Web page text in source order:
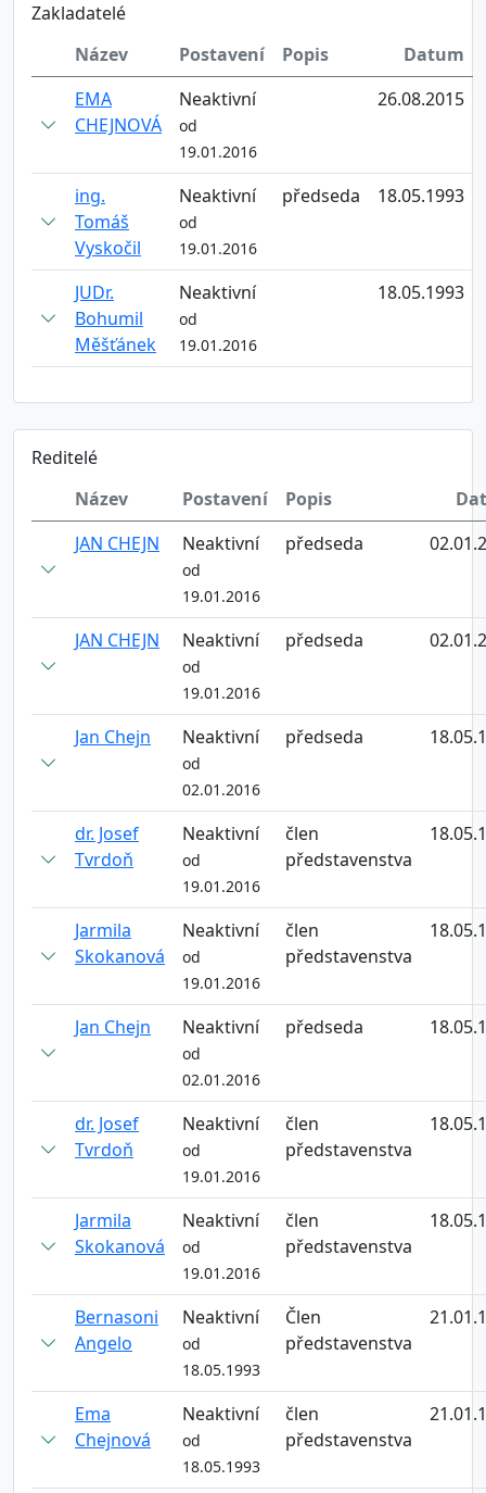
Zakladatelé
Název
Postavení Popis
Datum
EMA
CHEJNOVÁ
Neaktivní
od
19.01.2016
26.08.2015
ing.
Tomáš
Vyskočil
Neaktivní
od
19.01.2016
předseda 18.05.1993
JUDr.
Bohumil
Měšťánek
Neaktivní
od
19.01.2016
18.05.1993
Reditelé
Název
Postavení Popis
JAN CHEJN
Neaktivní
od
19.01.2016
předseda
JAN CHEJN Neaktivní
od
19.01.2016
předseda
Jan Chejn Neaktivní
od
02.01.2016
předseda
dr. Josef
Tvrdoň
Neaktivní
od
19.01.2016
člen
představenstva
Jarmila
Skokanová
Neaktivní
od
19.01.2016
člen
představenstva
Jan Chejn Neaktivní
od
02.01.2016
předseda
dr. Josef
Tvrdoň
Neaktivní
od
19.01.2016
člen
představenstva
Jarmila
Skokanová
Neaktivní
od
19.01.2016
člen
představenstva
Bernasoni
Angelo
Neaktivní
od
18.05.1993
Člen
představenstva
Ema
Chejnová
Neaktivní
od
18.05.1993
člen
představenstva